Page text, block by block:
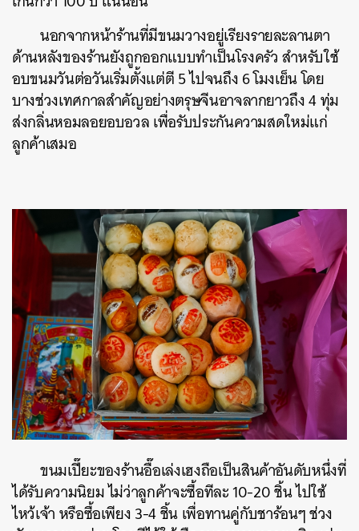
นอกจากหน้าร้านที่มีขนมวางอยู่เรียงรายละลานตา
ด้านหลังของร้านยังถูกออกแบบทำเป็นโรงครัว สำหรับใช้
อบขนมวันต่อวันเริ่มตั้งแต่ตี 5 ไปจนถึง 6 โมงเย็น โดย
บางช่วงเทศกาลสำคัญอย่างตรุษจีนอาจลากยาวถึง 4 ทุ่ม
ส่งกลิ่นหอมลอยอบอวล เพื่อรับประกันความสดใหม่แก่
ลูกค้าเสมอ
ขนมเปี๊ยะของร้านอื๊อเล่งเฮงถือเป็นสินค้าอันดับหนึ่งที่
ได้รับความนิยม ไม่ว่าลูกค้าจะซื้อทีละ 10-20 ชิ้น ไปใช้
ไหว้เจ้า หรือซื้อเพียง 3-4 ชิ้น เพื่อทานคู่กับชาร้อนๆ ช่วง